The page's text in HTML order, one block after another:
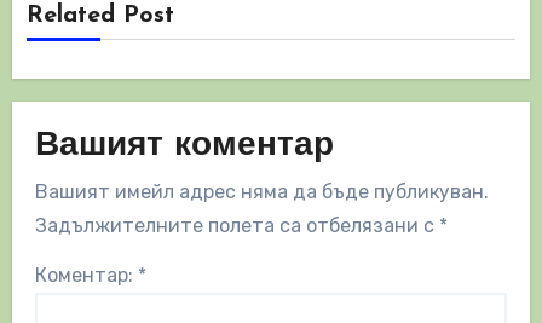
Related Post
Вашият коментар
Вашият имейл адрес няма да бъде публикуван.
Задължителните полета са отбелязани с *
Коментар: *